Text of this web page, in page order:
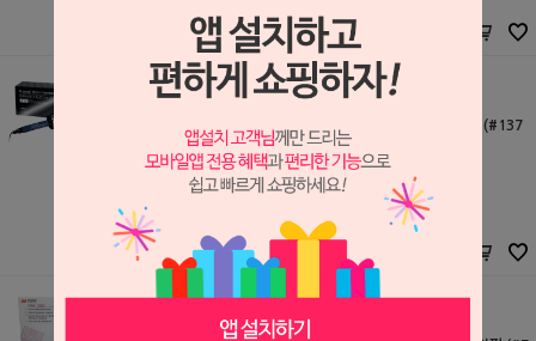
지니얼 벌크 인젝터블
59,000원
59,000
필텍 Z-250 리필 (#137
3M
S0301076
필텍 Z-250 킷트 (#137